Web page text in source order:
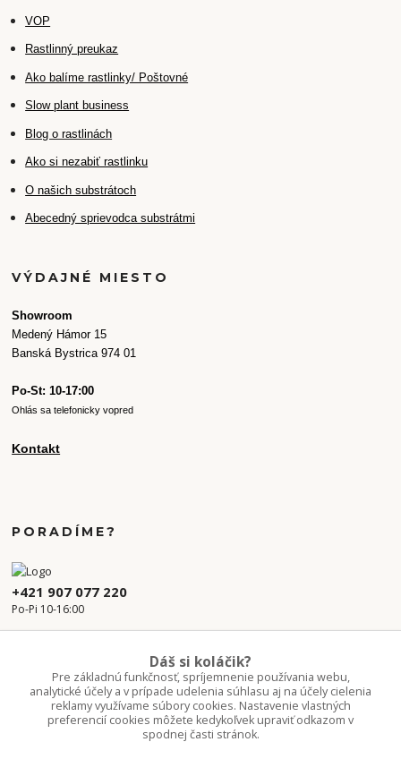
VOP
Rastlinný preukaz
Ako balíme rastlinky/ Poštovné
Slow plant business
Blog o rastlinách
Ako si nezabiť rastlinku
O našich substrátoch
Abecedný sprievodca substrátmi
VÝDAJNÉ MIESTO
Showroom
Medený Hámor 15
Banská Bystrica 974 01
Po-St: 10-17:00
Ohlás sa telefonicky vopred
Kontakt
PORADÍME?
+421 907 077 220
Po-Pi 10-16:00
Dáš si koláčik?
Pre základnú funkčnosť, spríjemnenie používania webu,
analytické účely a v prípade udelenia súhlasu aj na účely cielenia
reklamy využívame súbory cookies. Nastavenie vlastných
preferencií cookies môžete kedykoľvek upraviť odkazom v
spodnej časti stránok.